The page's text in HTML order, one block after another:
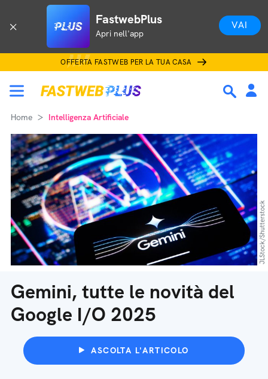
FastwebPlus
Apri nell'app
VAI
OFFERTA FASTWEB PER LA TUA CASA
Home Intelligenza Artificiale
Gemini, tutte le novità del
Google I/O 2025
ASCOLTA L'ARTICOLO
JLStock/Shutterstock